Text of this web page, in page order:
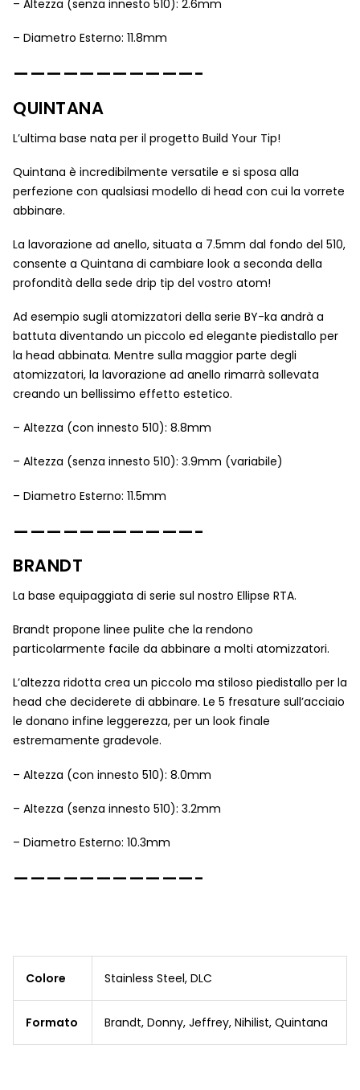
– Altezza (senza innesto 510): 2.6mm
– Diametro Esterno: 11.8mm
———————————-
QUINTANA
L’ultima base nata per il progetto Build Your Tip!
Quintana è incredibilmente versatile e si sposa alla
perfezione con qualsiasi modello di head con cui la vorrete
abbinare.
La lavorazione ad anello, situata a 7.5mm dal fondo del 510,
consente a Quintana di cambiare look a seconda della
profondità della sede drip tip del vostro atom!
Ad esempio sugli atomizzatori della serie BY-ka andrà a
battuta diventando un piccolo ed elegante piedistallo per
la head abbinata. Mentre sulla maggior parte degli
atomizzatori, la lavorazione ad anello rimarrà sollevata
creando un bellissimo effetto estetico.
– Altezza (con innesto 510): 8.8mm
– Altezza (senza innesto 510): 3.9mm (variabile)
– Diametro Esterno: 11.5mm
———————————-
BRANDT
La base equipaggiata di serie sul nostro Ellipse RTA.
Brandt propone linee pulite che la rendono
particolarmente facile da abbinare a molti atomizzatori.
L’altezza ridotta crea un piccolo ma stiloso piedistallo per la
head che deciderete di abbinare. Le 5 fresature sull’acciaio
le donano infine leggerezza, per un look finale
estremamente gradevole.
– Altezza (con innesto 510): 8.0mm
– Altezza (senza innesto 510): 3.2mm
– Diametro Esterno: 10.3mm
———————————-
Colore Stainless Steel, DLC
Formato Brandt, Donny, Jeffrey, Nihilist, Quintana